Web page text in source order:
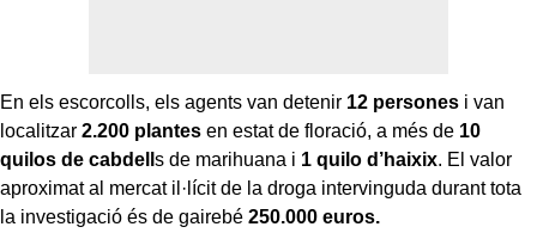
En els escorcolls, els agents van detenir 12 persones i van
localitzar 2.200 plantes en estat de floració, a més de 10
quilos de cabdell s de marihuana i 1 quilo d’haixix. El valor
aproximat al mercat il·lícit de la droga intervinguda durant tota
la investigació és de gairebé 250.000 euros.